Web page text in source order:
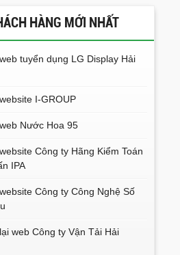
HÀNG MỚI NHẤT
tuyển dụng LG Display Hải
I-GROUP
Nước Hoa 95
Công ty Hãng Kiểm Toán
IPA
Công ty Công Nghệ Số
web Công ty Vận Tải Hải